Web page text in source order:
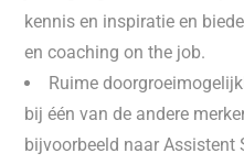
kennis en inspiratie en
en coaching on the job.
Ruime
bij één van de andere
bijvoorbeeld naar Assistent